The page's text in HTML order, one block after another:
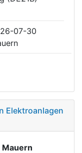
07-30
Elektroanlagen
Mauern